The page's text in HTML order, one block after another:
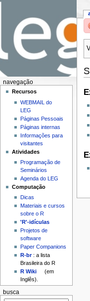
navegação
Recursos
WEBMAIL do
LEG
Páginas Pessoais
Páginas internas
Informações para
visitantes
Atividades
Programação de
Seminários
Agenda do LEG
Computação
Dicas
Materiais e cursos
sobre o R
'R'-idículas
Projetos de
software
Paper Companions
R-br: a lista
Brasileira do R
R Wiki
(em
Inglês).
busca